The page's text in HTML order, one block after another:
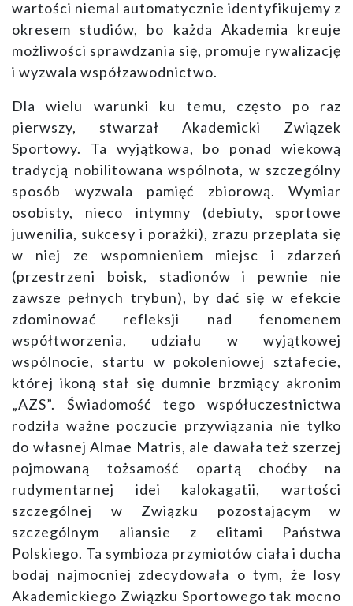
wartości niemal automatycznie identyfikujemy z
okresem studiów, bo każda Akademia kreuje
możliwości sprawdzania się, promuje rywalizację
i wyzwala współzawodnictwo.
Dla wielu warunki ku temu, często po raz
pierwszy, stwarzał Akademicki Związek
Sportowy. Ta wyjątkowa, bo ponad wiekową
tradycją nobilitowana wspólnota, w szczególny
sposób wyzwala pamięć zbiorową. Wymiar
osobisty, nieco intymny (debiuty, sportowe
juwenilia, sukcesy i porażki), zrazu przeplata się
w niej ze wspomnieniem miejsc i zdarzeń
(przestrzeni boisk, stadionów i pewnie nie
zawsze pełnych trybun), by dać się w efekcie
zdominować refleksji nad fenomenem
współtworzenia, udziału w wyjątkowej
wspólnocie, startu w pokoleniowej sztafecie,
której ikoną stał się dumnie brzmiący akronim
„AZS”. Świadomość tego współuczestnictwa
rodziła ważne poczucie przywiązania nie tylko
do własnej Almae Matris, ale dawała też szerzej
pojmowaną tożsamość opartą choćby na
rudymentarnej idei kalokagatii, wartości
szczególnej w Związku pozostającym w
szczególnym aliansie z elitami Państwa
Polskiego. Ta symbioza przymiotów ciała i ducha
bodaj najmocniej zdecydowała o tym, że losy
Akademickiego Związku Sportowego tak mocno